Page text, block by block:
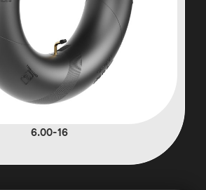
6.00-16